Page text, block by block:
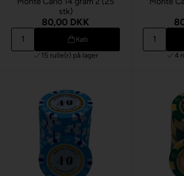
stk)
80,00 DKK
Køb
15 rulle(r) på lager
4